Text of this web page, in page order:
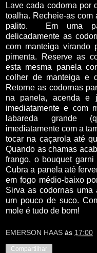
Lave cada codorna por
toalha. Recheie-as com
palito.
Em uma
delicadamente as
com manteiga virando
pimenta. Reserve as
esta mesma panela
colher de manteiga e
Retorne as codornas
na panela, acenda e
imediatamente e com
labareda grande
imediatamente com a
tocar na caçarola até
Quando as chamas
frango, o bouquet
Cubra a panela até
em fogo médio-baixo
Sirva as codornas
um pouco de suco.
mole é tudo de bom!
EMERSON HAAS às 17:00
Compartilhar